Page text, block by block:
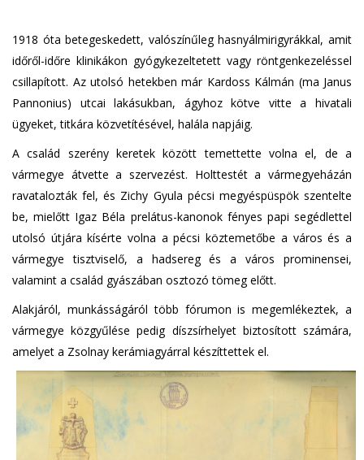
1918 óta betegeskedett, valószínűleg hasnyálmirigyrákkal, amit
időről-időre klinikákon gyógykezeltetett vagy röntgenkezeléssel
csillapított. Az utolsó hetekben már Kardoss Kálmán (ma Janus
Pannonius) utcai lakásukban, ágyhoz kötve vitte a hivatali
ügyeket, titkára közvetítésével, halála napjáig.
A család szerény keretek között temettette volna el, de a
vármegye átvette a szervezést. Holttestét a vármegyeházán
ravatalozták fel, és Zichy Gyula pécsi megyéspüspök szentelte
be, mielőtt Igaz Béla prelátus-kanonok fényes papi segédlettel
utolsó útjára kísérte volna a pécsi köztemetőbe a város és a
vármegye tisztviselő, a hadsereg és a város prominensei,
valamint a család gyászában osztozó tömeg előtt.
Alakjáról, munkásságáról több fórumon is megemlékeztek, a
vármegye közgyűlése pedig díszsírhelyet biztosított számára,
amelyet a Zsolnay kerámiagyárral készíttettek el.